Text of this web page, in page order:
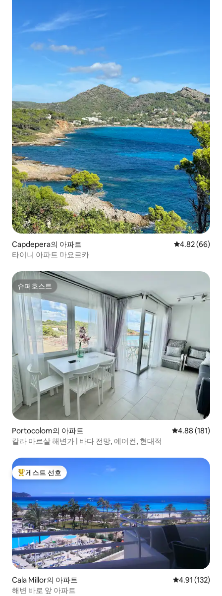
Capdepera의 아파트 평점 4.82점(5
4.82 (66)
타이니 아파트 마요르카
슈퍼호스트
슈퍼호스트
Portocolom의 아파트 평점 4.88점(5
4.88 (181)
칼라 마르살 해변가 | 바다 전망, 에어컨, 현대적
상위 게스트 선호
게스트 선호
Cala Millor의 아파트 평점 4.91점(5
4.91 (132)
해변 바로 앞 아파트